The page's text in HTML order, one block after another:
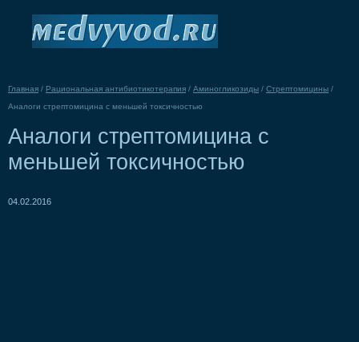
Главная / Рациональная антибиотикотерапия / Аминогликозиды / Стрептомицины /
Аналоги стрептомицина с меньшей токсичностью
Аналоги стрептомицина с
меньшей токсичностью
04.02.2016